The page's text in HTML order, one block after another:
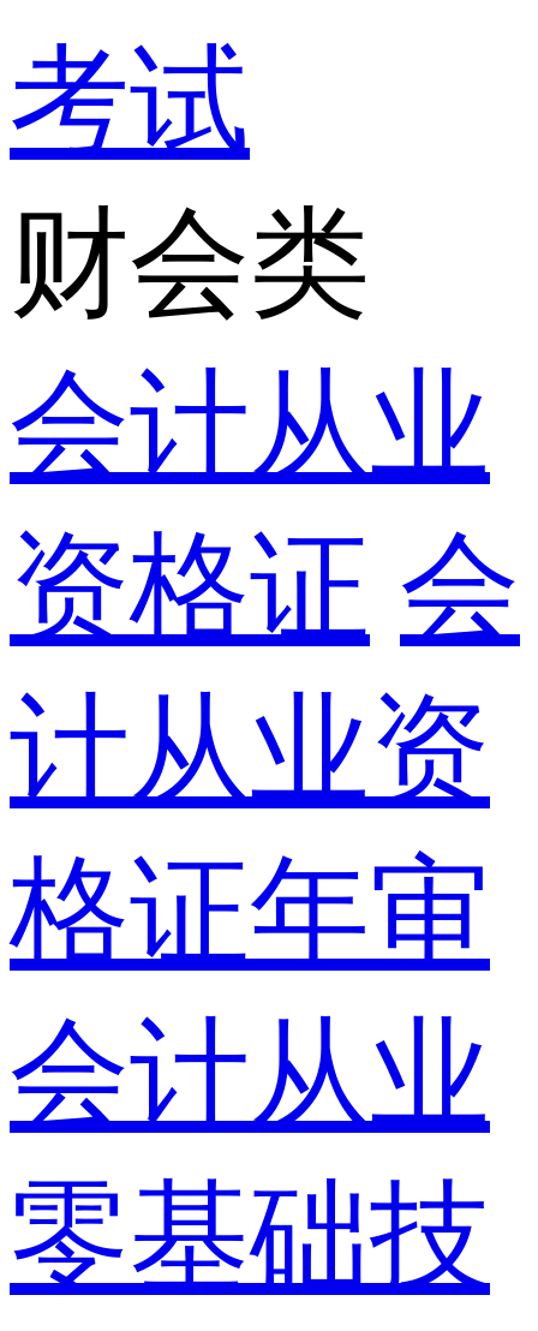
考试
财会类
会计从业
资格证 会
计从业资
格证年审
会计从业
零基础技